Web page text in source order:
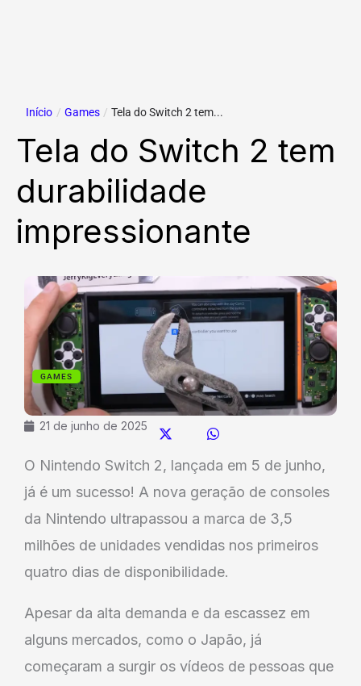
Início / Games / Tela do Switch 2 tem...
Tela do Switch 2 tem
durabilidade
impressionante
21 de junho de 2025
GAMES
O Nintendo Switch 2, lançada em 5 de junho,
já é um sucesso! A nova geração de consoles
da Nintendo ultrapassou a marca de 3,5
milhões de unidades vendidas nos primeiros
quatro dias de disponibilidade.
Apesar da alta demanda e da escassez em
alguns mercados, como o Japão, já
começaram a surgir os vídeos de pessoas que